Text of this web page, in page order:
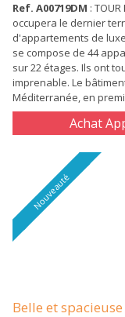
Ref. A00719DM :
occupera le dernier
d'appartements de
se compose de 44
sur 22 étages. Ils ont
imprenable. Le
Méditerranée, en
Achat
Nouveauté
Belle et